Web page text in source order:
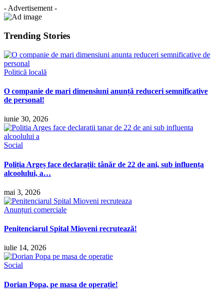
- Advertisement -
Trending Stories
Politică locală
O companie de mari dimensiuni anunță reduceri semnificative
de personal!
iunie 30, 2026
Social
Poliția Argeș face declarații: tânăr de 22 de ani, sub influența
alcoolului, a…
mai 3, 2026
Anunțuri comerciale
Penitenciarul Spital Mioveni recrutează!
iulie 14, 2026
Social
Dorian Popa, pe masa de operație!